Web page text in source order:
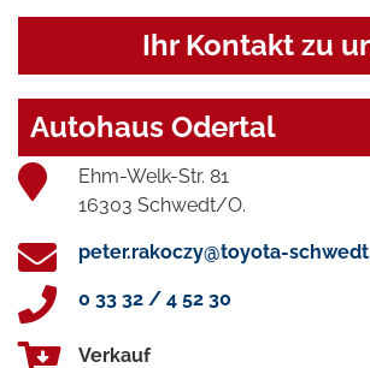
Ihr Kontakt zu
Autohaus Odertal
Ehm-Welk-Str. 81
16303 Schwedt/O.
peter.rakoczy@toyota-
0 33 32 / 4 52 30
Verkauf